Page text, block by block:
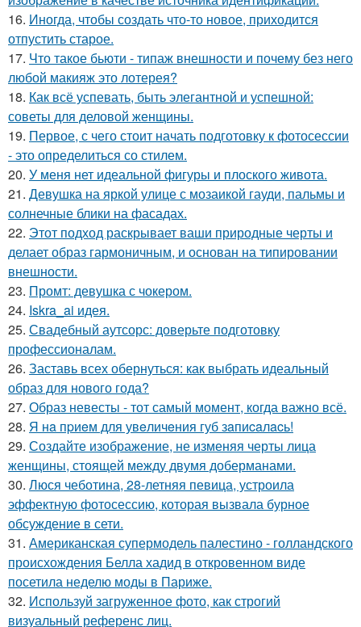
16. Иногда, чтобы создать что-то новое, приходится
отпустить старое.
17. Что такое бьюти - типаж внешности и почему без него
любой макияж это лотерея?
18. Как всё успевать, быть элегантной и успешной:
советы для деловой женщины.
19. Первое, с чего стоит начать подготовку к фотосессии
- это определиться со стилем.
20. У меня нет идеальной фигуры и плоского живота.
21. Девушка на яркой улице с мозаикой гауди, пальмы и
солнечные блики на фасадах.
22. Этот подход раскрывает ваши природные черты и
делает образ гармоничным, и основан на типировании
внешности.
23. Промт: девушка с чокером.
24. Iskra_ai идея.
25. Свадебный аутсорс: доверьте подготовку
профессионалам.
26. Заставь всех обернуться: как выбрать идеальный
образ для нового года?
27. Образ невесты - тот самый момент, когда важно всё.
28. Я нa пpиeм для увeличeния губ зaпиcaлacь!
29. Создайте изображение, не изменяя черты лица
женщины, стоящей между двумя доберманами.
30. Люся чеботина, 28-летняя певица, устроила
эффектную фотосессию, которая вызвала бурное
обсуждение в сети.
31. Американская супермодель палестино - голландского
происхождения Белла хадид в откровенном виде
посетила неделю моды в Париже.
32. Используй загруженное фото, как строгий
визуальный референс лиц.